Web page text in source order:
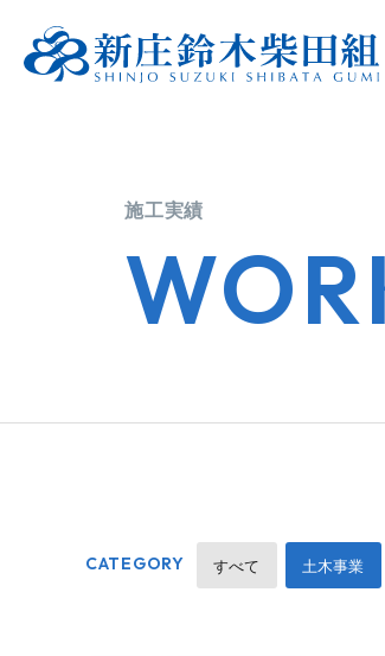
施工実績
CATEGORY すべて 土木事業